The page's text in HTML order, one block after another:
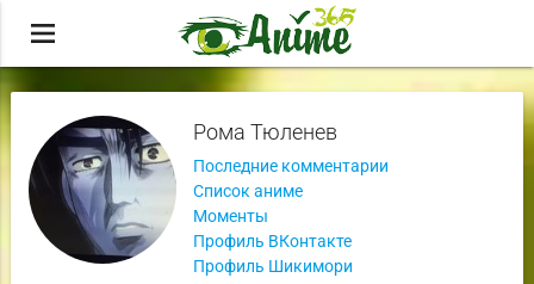
menu
Рома Тюленев
Последние комментарии
Список аниме
Моменты
Профиль ВКонтакте
Профиль Шикимори